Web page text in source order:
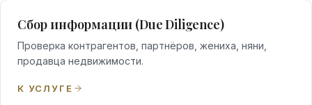
Сбор информации (Due Diligence)
Проверка контрагентов, партнёров, жениха, няни,
продавца недвижимости.
К УСЛУГЕ